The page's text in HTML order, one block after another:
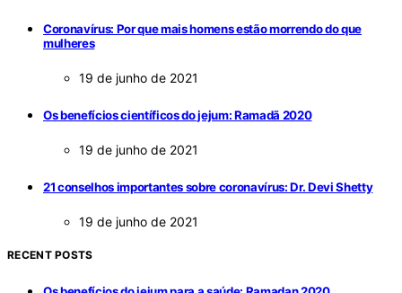
Coronavírus: Por que mais homens estão morrendo do que
mulheres
19 de junho de 2021
Os benefícios científicos do jejum: Ramadã 2020
19 de junho de 2021
21 conselhos importantes sobre coronavírus: Dr. Devi Shetty
19 de junho de 2021
RECENT POSTS